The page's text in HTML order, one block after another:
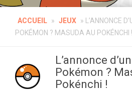
ACCUEIL » JEUX »
L’ANNONCE
POKÉMON ? MASUDA AU POKÉNCHI !
L’annonce
Pokémon ?
Pokénchi !